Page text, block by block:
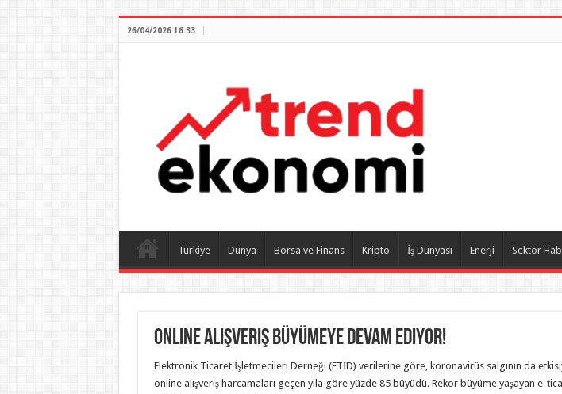
26/04/2026 16:33
Türkiye Dünya Borsa ve Finans Kripto İş Dünyası Enerji Sektör
Online Alışveriş Büyümeye Devam Ediyor!
Elektronik Ticaret İşletmecileri Derneği (ETİD) verilerine göre, koronavirüs salgının da
online alışveriş harcamaları geçen yıla göre yüzde 85 büyüdü. Rekor büyüme yaşayan e-